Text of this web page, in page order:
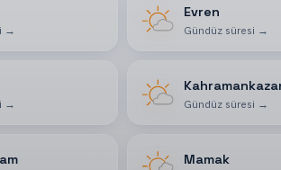
→
Evren
Gündüz süresi →
→ Gündüz süresi →
Mamak